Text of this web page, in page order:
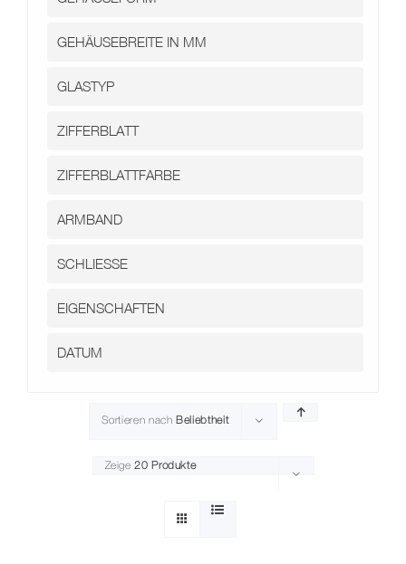
Kontakt
Sortieren nach Beliebtheit
Zeige20 Produkte